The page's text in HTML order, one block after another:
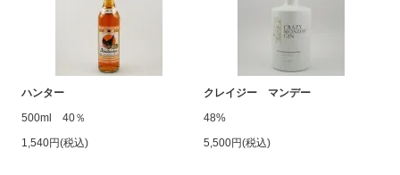
ハンター
500ml 40％
1,540円(税込)
クレイジー マンデー
48%
5,500円(税込)